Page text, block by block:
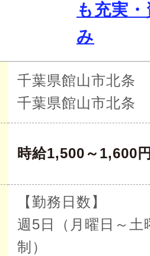
も充実
み
千葉県館山市北条
千葉県館山市北条
時給1,500～1,600
【勤務日数】
週5日（月曜日～
制）